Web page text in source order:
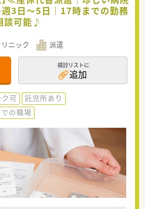
3日～5日｜17時までの勤務
談可能♪
リニック 派遣
検討リストに
追加
可
託児所あり
の職場